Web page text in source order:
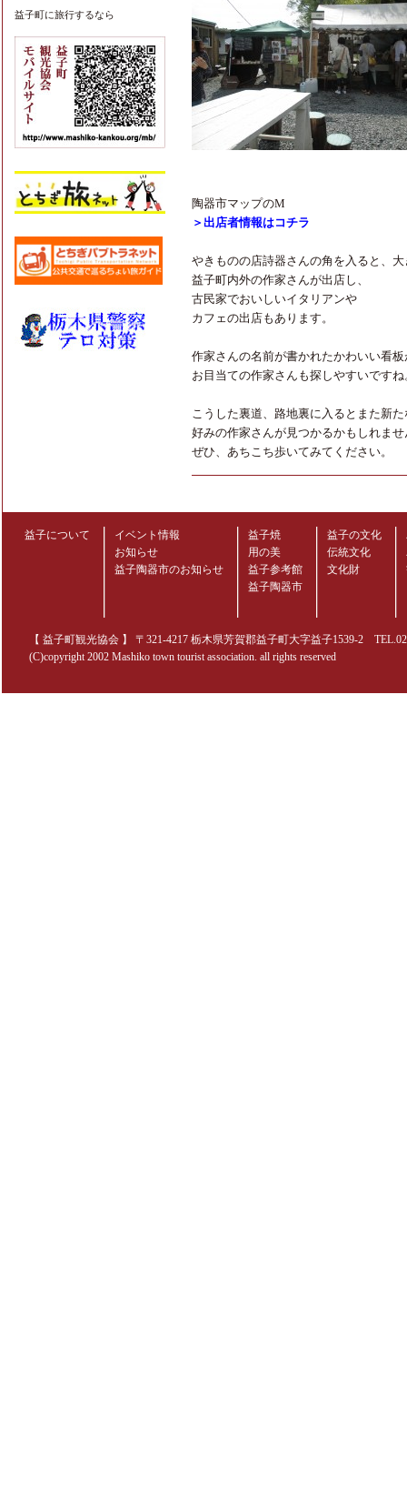
益子町 に旅行するなら
陶器市マップのM
＞出店者情報はコチラ
やきものの店詩器さんの角を入ると、
益子町内外の作家さんが出店し、
古民家でおいしいイタリアンや
カフェの出店もあります。
作家さんの名前が書かれたかわいい看
お目当ての作家さんも探しやすいですね
こうした裏道、路地裏に入るとまた新
好みの作家さんが見つかるかもしれませ
ぜひ、あちこち歩いてみてください。
益子について
イベント情報
お知らせ
益子陶器市のお知らせ
益子焼
用の美
益子参考館
益子陶器市
益子の文化
伝統文化
文化財
【 益子町観光協会 】 〒321-4217 栃木県芳賀郡益子町大字益子1539-2
(C)copyright 2002 Mashiko town tourist association. all rights reserved